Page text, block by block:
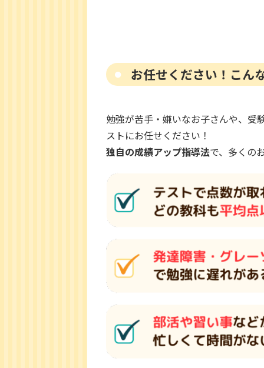
お任せください！こん
勉強が苦手・嫌いなお子さんや、受
ストにお任せください！
独自の成績アップ指導法で、多くの